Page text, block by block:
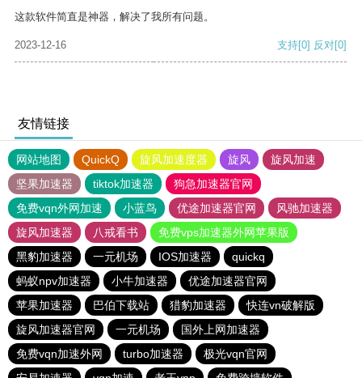
这款软件简直是神器，解决了我所有问题。
2023-12-16 支持[0] 反对[0]
友情链接
网站地图 QuickQ 旋风加速度器 旋风
旋风加速
坚果加速器
tiktok加速器
狗急加速器官网
免费vqn外网加速
小蓝鸟 优途加速器官网
风驰加速器
旋风加速器
八戒看书
免费vps加速器外网苹果版
黑豹加速器
一元机场 IOS加速器
quickq
蚂蚁npv加速器
小牛加速器
优途加速器官网
苹果加速器
巴伯下载站 猎豹加速器
快连vn破解版
旋风加速器官网
一元机场
国外上网加速器
免费vqn加速外网
turbo加速器
极光vqn官网